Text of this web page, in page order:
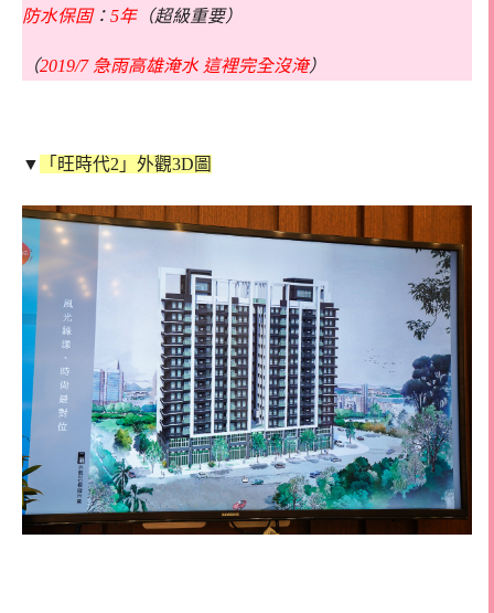
防水保固： 5年（超級重要）
（2019/7 急雨高雄淹水 這裡完全沒淹）
▼ 「旺時代2」外觀3D圖